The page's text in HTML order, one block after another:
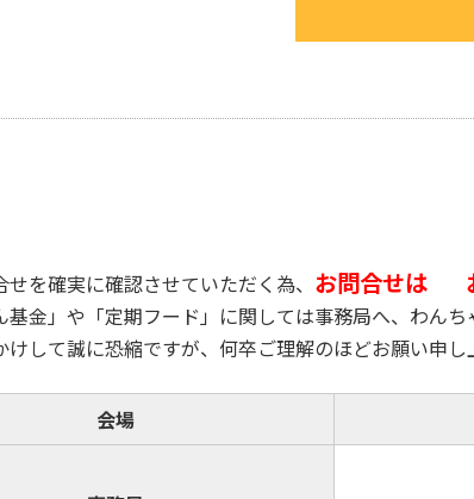
せを確実に確認させていただく為、 お問合せは
基金」や「定期フード」に関しては事務局へ、わん
けして誠に恐縮ですが、何卒ご理解のほどお願い申し
会場